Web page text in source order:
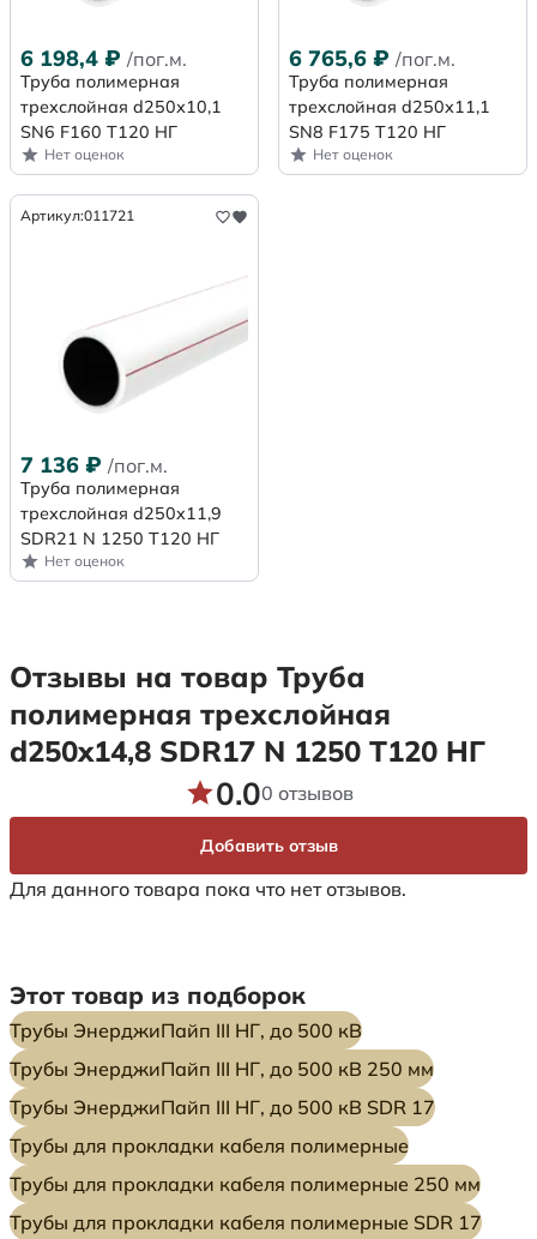
6 198,4 ₽ /пог.м.
Труба полимерная
трехслойная d250х10,1
SN6 F160 Т120 НГ
Нет оценок
6 765,6 ₽ /пог.м.
Труба полимерная
трехслойная d250х11,1
SN8 F175 Т120 НГ
Нет оценок
Артикул:011721
7 136 ₽ /пог.м.
Труба полимерная
трехслойная d250x11,9
SDR21 N 1250 Т120 НГ
Нет оценок
Отзывы на товар Труба
полимерная трехслойная
d250x14,8 SDR17 N 1250 Т120 НГ
Для данного товара пока что нет отзывов.
0.00 отзывов
Добавить отзыв
Этот товар из подборок
Трубы ЭнерджиПайп III НГ, до 500 кВ
Трубы ЭнерджиПайп III НГ, до 500 кВ 250 мм
Трубы ЭнерджиПайп III НГ, до 500 кВ SDR 17
Трубы для прокладки кабеля полимерные
Трубы для прокладки кабеля полимерные 250 мм
Трубы для прокладки кабеля полимерные SDR 17